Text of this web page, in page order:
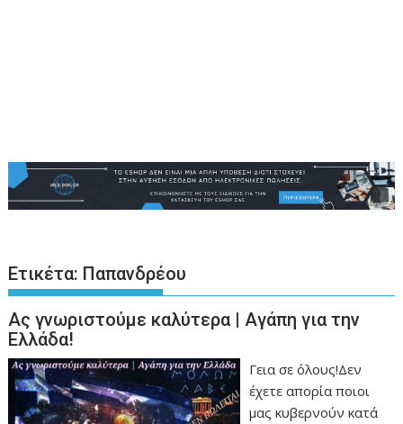
Ετικέτα: Παπανδρέου
Ας γνωριστούμε καλύτερα | Αγάπη για την
Ελλάδα!
Γεια σε όλους!Δεν
έχετε απορία ποιοι
μας κυβερνούν κατά